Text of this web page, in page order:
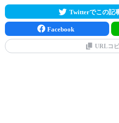
Twitterでこの記
Facebook
URLコ